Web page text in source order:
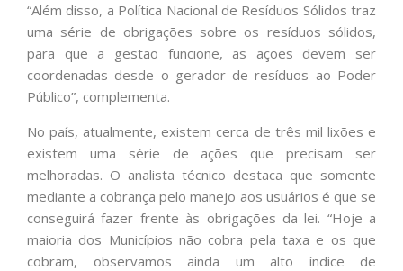
“Além disso, a Política Nacional de Resíduos Sólidos traz
uma série de obrigações sobre os resíduos sólidos,
para que a gestão funcione, as ações devem ser
coordenadas desde o gerador de resíduos ao Poder
Público”, complementa.
No país, atualmente, existem cerca de três mil lixões e
existem uma série de ações que precisam ser
melhoradas. O analista técnico destaca que somente
mediante a cobrança pelo manejo aos usuários é que se
conseguirá fazer frente às obrigações da lei. “Hoje a
maioria dos Municípios não cobra pela taxa e os que
cobram, observamos ainda um alto índice de